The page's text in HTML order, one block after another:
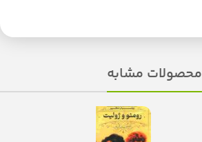
محصولات مشابه